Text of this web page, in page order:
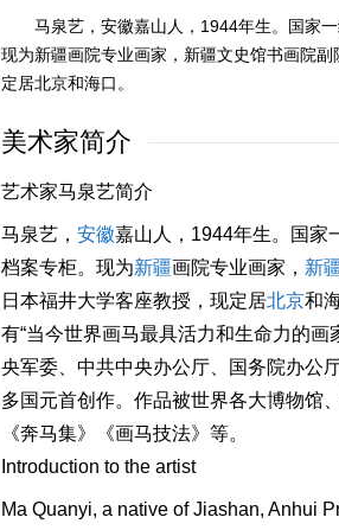
马泉艺，安徽嘉山人，1944年生。国家
现为新疆画院专业画家，新疆文史馆书画院
定居北京和海口。
美术家简介
艺术家马泉艺简介
马泉艺， 安徽嘉山人，1944年生。国家
档案专柜。现为新疆画院专业画家， 新
日本福井大学客座教授，现定居北京和
有“当今世界画马最具活力和生命力的画
央军委、中共中央办公厅、国务院办公
多国元首创作。作品被世界各大博物馆
《奔马集》《画马技法》等。
Introduction to the artist
Ma Quanyi, a native of Jiashan, Anhui